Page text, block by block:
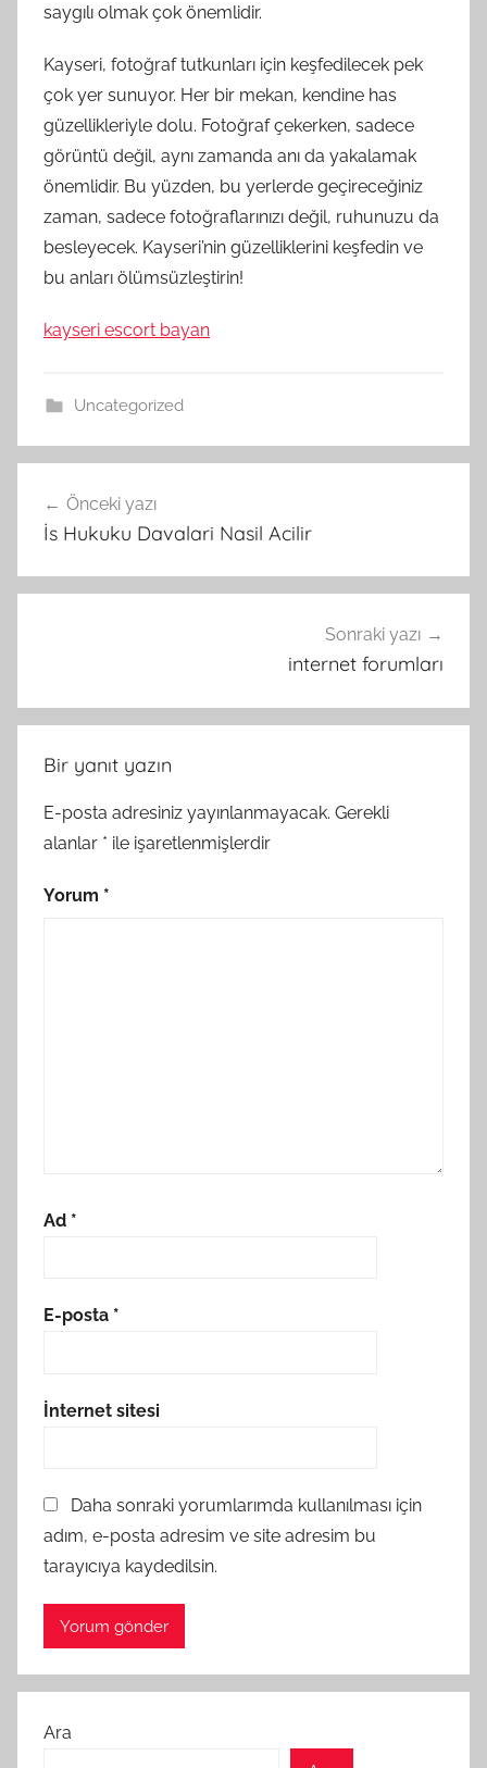
saygılı olmak çok önemlidir.
Kayseri, fotoğraf tutkunları için keşfedilecek pek
çok yer sunuyor. Her bir mekan, kendine has
güzellikleriyle dolu. Fotoğraf çekerken, sadece
görüntü değil, aynı zamanda anı da yakalamak
önemlidir. Bu yüzden, bu yerlerde geçireceğiniz
zaman, sadece fotoğraflarınızı değil, ruhunuzu da
besleyecek. Kayseri’nin güzelliklerini keşfedin ve
bu anları ölümsüzleştirin!
kayseri escort bayan
Uncategorized
gezinmesi
Önceki yazı
İs Hukuku Davalari Nasil Acilir
Sonraki yazı
internet forumları
Bir yanıt yazın
E-posta adresiniz yayınlanmayacak. Gerekli
alanlar * ile işaretlenmişlerdir
Yorum *
Ad *
E-posta *
İnternet sitesi
Daha sonraki yorumlarımda kullanılması için
adım, e-posta adresim ve site adresim bu
tarayıcıya kaydedilsin.
Ara